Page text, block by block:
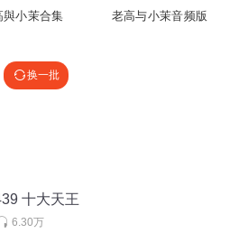
满
猫警长里边的食猴鹰？
與小茉合集 老高与小茉音频版
换一批
十大天王
6.30万